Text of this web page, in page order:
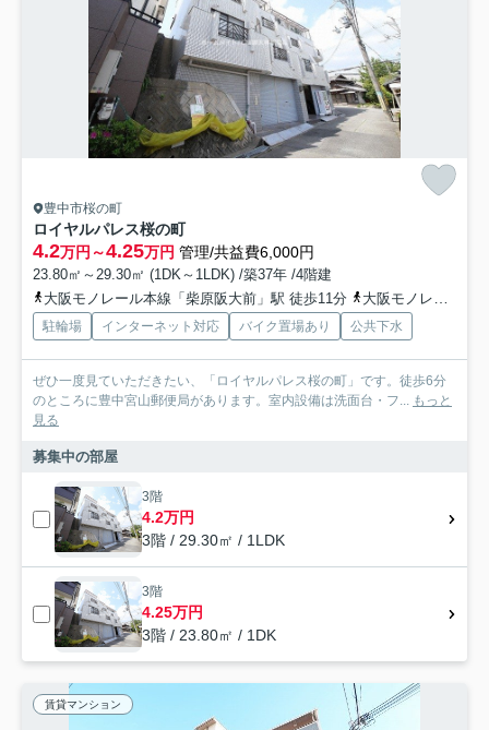
豊中市桜の町
ロイヤルパレス桜の町
4.2万円～4.25万円 管理/共益費6,000円
23.80㎡～29.30㎡ (1DK～1LDK) /築37年 /4階建
大阪モノレール本線「柴原阪大前」駅 徒歩11分
大阪モノレール本線「少路」駅 徒歩13分
駐輪場 インターネット対応 バイク置場あり 公共下水
ぜひ一度見ていただきたい、「ロイヤルパレス桜の町」です。徒歩6分
のところに豊中宮山郵便局があります。室内設備は洗面台・フ... もっと
見る
募集中の部屋
3階
4.2万円
3階 / 29.30㎡ / 1LDK
3階
4.25万円
3階 / 23.80㎡ / 1DK
賃貸マンション